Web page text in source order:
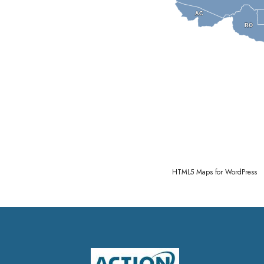
AC
AC
RO
RO
HTML5 Maps for WordPress